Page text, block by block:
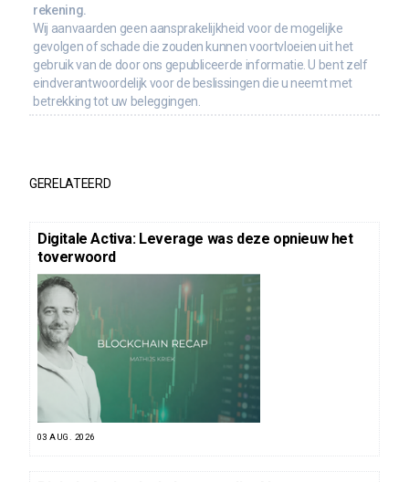
rekening.
Wij aanvaarden geen aansprakelijkheid voor de mogelijke
gevolgen of schade die zouden kunnen voortvloeien uit het
gebruik van de door ons gepubliceerde informatie. U bent zelf
eindverantwoordelijk voor de beslissingen die u neemt met
betrekking tot uw beleggingen.
GERELATEERD
Digitale Activa: Leverage was deze opnieuw het
toverwoord
03 AUG. 2026